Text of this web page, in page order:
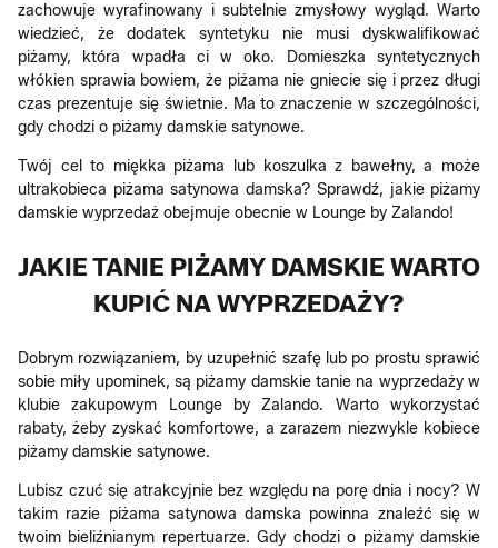
zachowuje wyrafinowany i subtelnie zmysłowy wygląd. Warto
wiedzieć, że dodatek syntetyku nie musi dyskwalifikować
piżamy, która wpadła ci w oko. Domieszka syntetycznych
włókien sprawia bowiem, że piżama nie gniecie się i przez długi
czas prezentuje się świetnie. Ma to znaczenie w szczególności,
gdy chodzi o piżamy damskie satynowe.
Twój cel to miękka piżama lub koszulka z bawełny, a może
ultrakobieca piżama satynowa damska? Sprawdź, jakie piżamy
damskie wyprzedaż obejmuje obecnie w Lounge by Zalando!
JAKIE TANIE PIŻAMY DAMSKIE WARTO
KUPIĆ NA WYPRZEDAŻY?
Dobrym rozwiązaniem, by uzupełnić szafę lub po prostu sprawić
sobie miły upominek, są piżamy damskie tanie na wyprzedaży w
klubie zakupowym Lounge by Zalando. Warto wykorzystać
rabaty, żeby zyskać komfortowe, a zarazem niezwykle kobiece
piżamy damskie satynowe.
Lubisz czuć się atrakcyjnie bez względu na porę dnia i nocy? W
takim razie piżama satynowa damska powinna znaleźć się w
twoim bieliźnianym repertuarze. Gdy chodzi o piżamy damskie